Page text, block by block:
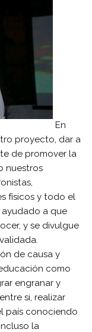
En
proyecto, dar a
de promover la
nuestros
físicos y todo el
ayudado a que
y se divulgue
de causa y
como
engranar y
si, realizar
país conociendo
la